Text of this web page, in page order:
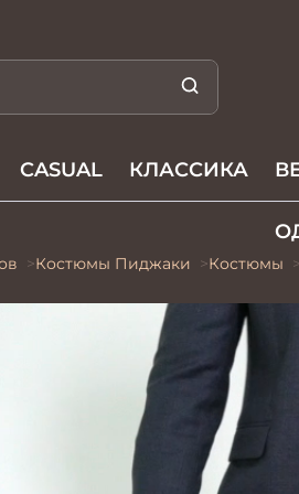
CASUAL КЛАССИКА
Костюмы Пиджаки Костюмы